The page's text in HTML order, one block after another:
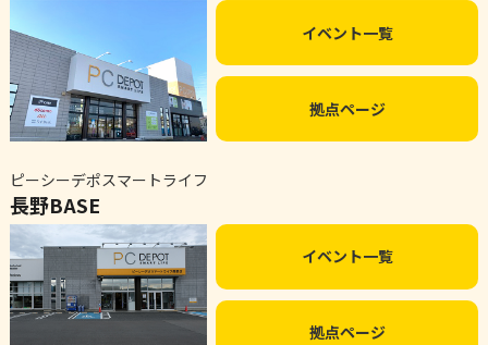
イベント一覧
拠点ページ
ピーシーデポスマートライフ
長野BASE
イベント一覧
拠点ページ